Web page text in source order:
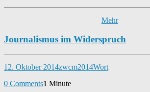
Mehr
Journalismus im Widerspruch
12. Oktober 2014zwcm2014Wort
0 Comments1 Minute